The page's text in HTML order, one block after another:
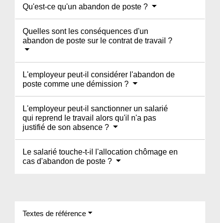
Qu'est-ce qu'un abandon de poste ?
Quelles sont les conséquences d'un
abandon de poste sur le contrat de travail ?
L'employeur peut-il considérer l'abandon de
poste comme une démission ?
L'employeur peut-il sanctionner un salarié
qui reprend le travail alors qu'il n'a pas
justifié de son absence ?
Le salarié touche-t-il l'allocation chômage en
cas d'abandon de poste ?
Textes de référence